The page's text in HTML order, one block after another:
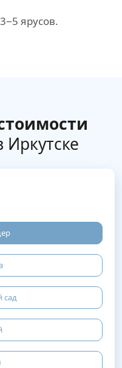
ярусов.
сад